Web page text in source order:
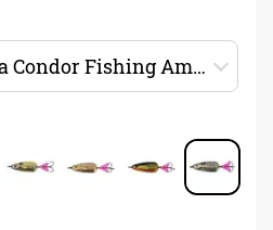
Блесна колебалка Condor Fishing Amulet (5037) 15г 45мм Цвет: 20